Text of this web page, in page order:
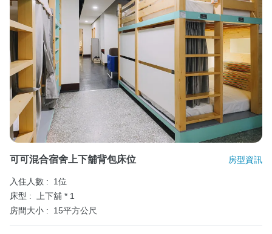
可可混合宿舍上下舖背包床位 房型資訊
入住人數 :
1位
床型 :
上下舖 * 1
房間大小 :
15平方公尺